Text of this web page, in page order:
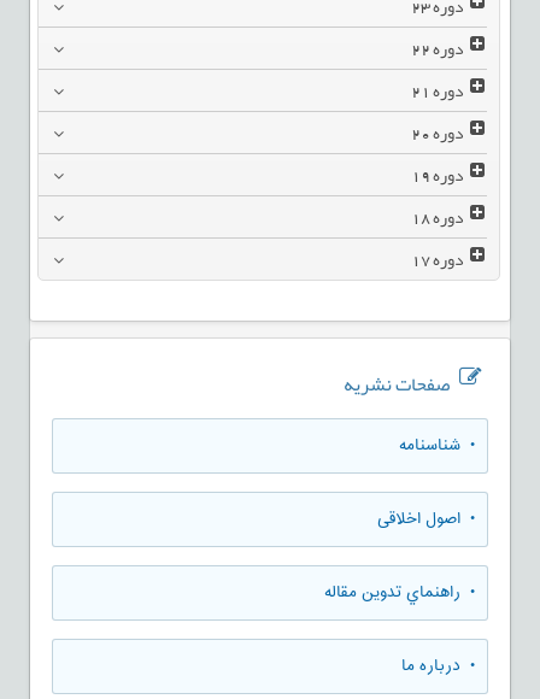
دوره22
دوره21
دوره20
دوره19
دوره18
دوره17
صفحات نشریه
• شناسنامه
• اصول اخلاقی
• راهنماي تدوين مقاله
• درباره ما